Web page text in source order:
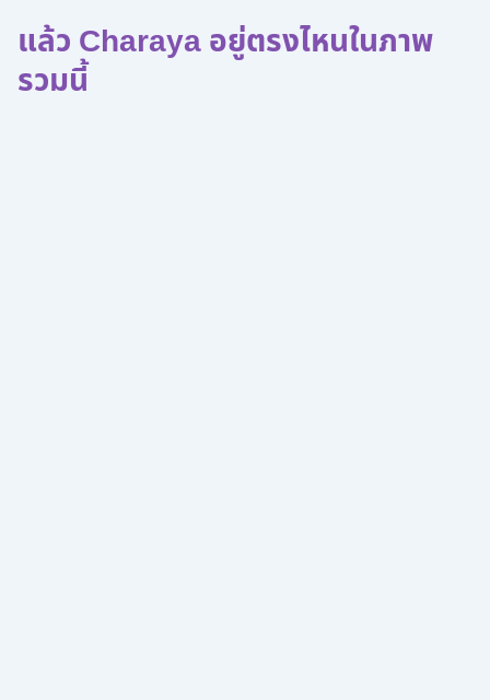
แล้ว Charaya อยู่ตรงไหนในภาพ
รวมนี้